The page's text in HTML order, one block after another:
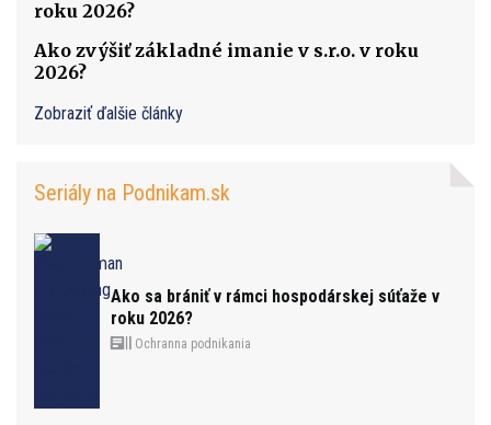
roku 2026?
Ako zvýšiť základné imanie v s.r.o. v roku
2026?
Zobraziť ďalšie články
Seriály na Podnikam.sk
Ako sa brániť v rámci hospodárskej súťaže v
roku 2026?
Ochranna podnikania